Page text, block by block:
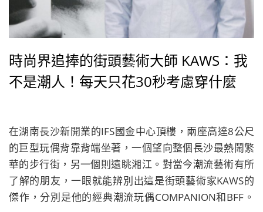
時尚界追捧的街頭藝術大師 KAWS：我
不是潮人！每天只花30秒考慮穿什麼
在湖南長沙新開業的IFS國金中心頂樓，兩座高達8公尺
的巨型玩偶背靠背端坐著，一個望向整個長沙最熱鬧繁
華的步行街，另一個則遠眺湘江。對當今潮流藝術有所
了解的朋友，一眼就能辨別出這是街頭藝術家KAWS的
傑作，分別是他的經典潮流玩偶COMPANION和BFF。